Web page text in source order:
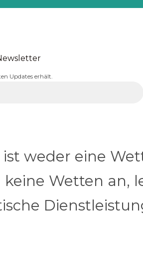
Updates erhält.
ist weder eine
Wetten an,